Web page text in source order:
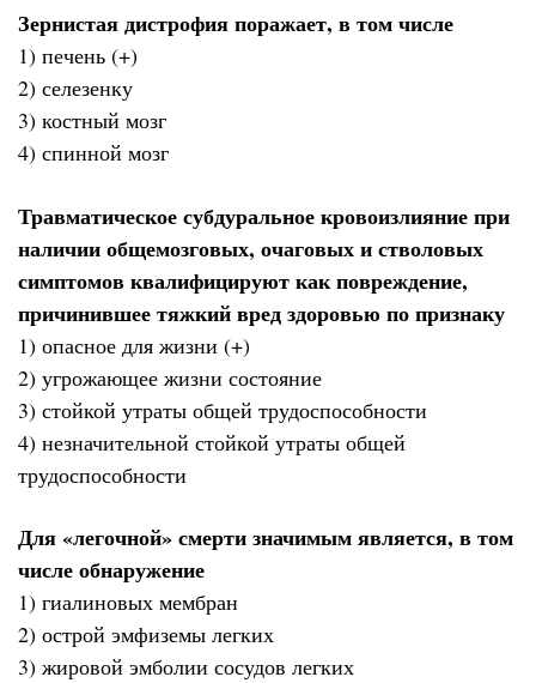
Зернистая дистрофия поражает, в том числе
1) печень (+)
2) селезенку
3) костный мозг
4) спинной мозг
Травматическое субдуральное кровоизлияние при
наличии общемозговых, очаговых и стволовых
симптомов квалифицируют как повреждение,
причинившее тяжкий вред здоровью по признаку
1) опасное для жизни (+)
2) угрожающее жизни состояние
3) стойкой утраты общей трудоспособности
4) незначительной стойкой утраты общей
трудоспособности
Для «легочной» смерти значимым является, в том
числе обнаружение
1) гиалиновых мембран
2) острой эмфиземы легких
3) жировой эмболии сосудов легких